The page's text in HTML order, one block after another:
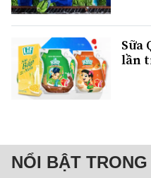
Sữa
lần
NỔI BẬT